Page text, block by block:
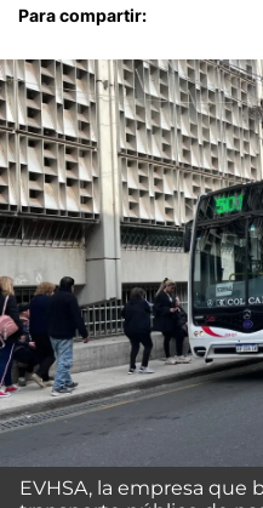
Para compartir:
EVHSA, la empresa que